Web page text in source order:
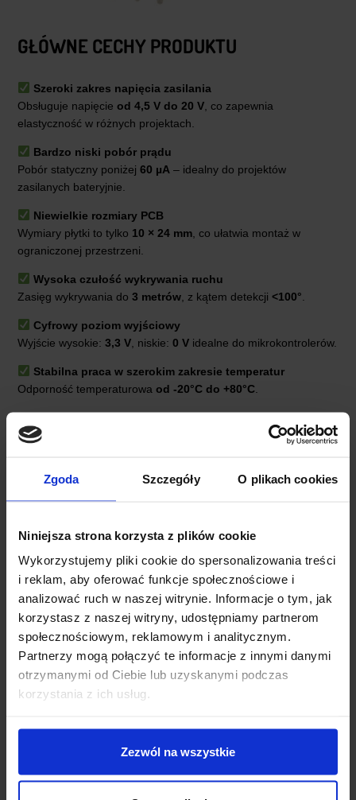
Zgoda Szczegóły O plikach cookies
Niniejsza strona korzysta z plików cookie
Wykorzystujemy pliki cookie do spersonalizowania treści
i reklam, aby oferować funkcje społecznościowe i
analizować ruch w naszej witrynie. Informacje o tym, jak
korzystasz z naszej witryny, udostępniamy partnerom
społecznościowym, reklamowym i analitycznym.
Partnerzy mogą połączyć te informacje z innymi danymi
otrzymanymi od Ciebie lub uzyskanymi podczas
korzystania z ich usług.
Zezwól na wszystkie
GŁÓWNE CECHY PRODUKTU
Szeroki zakres napięcia zasilania
Obsługuje napięcie od 4,5 V do 20 V , co zapewnia
elastyczność w różnych projektach.
Bardzo niski pobór prądu
Pobór statyczny poniżej 60 µA – idealny do projektów
zasilanych bateryjnie.
Niewielkie rozmiary PCB
Wymiary płytki to tylko 10 × 24 mm , co ułatwia montaż w
ograniczonej przestrzeni.
Wysoka czułość wykrywania ruchu
Zasięg wykrywania do 3 metrów , z kątem detekcji <100°
Cyfrowy poziom wyjściowy
Wyjście wysokie: 3,3 V , niskie: 0 V idealne do mikrokontrolerów.
Stabilna praca w szerokim zakresie temperatur
Odporność temperaturowa od -20°C do +80°C